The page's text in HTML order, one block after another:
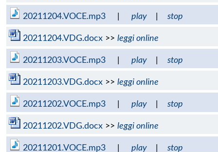
20211204.VOCE.mp3 play stop
20211204.VDG.docx >> leggi online
20211203.VOCE.mp3 play stop
20211203.VDG.docx >> leggi online
20211202.VOCE.mp3 play stop
20211202.VDG.docx >> leggi online
20211201.VOCE.mp3 play stop